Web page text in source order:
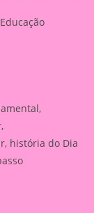
história do Dia